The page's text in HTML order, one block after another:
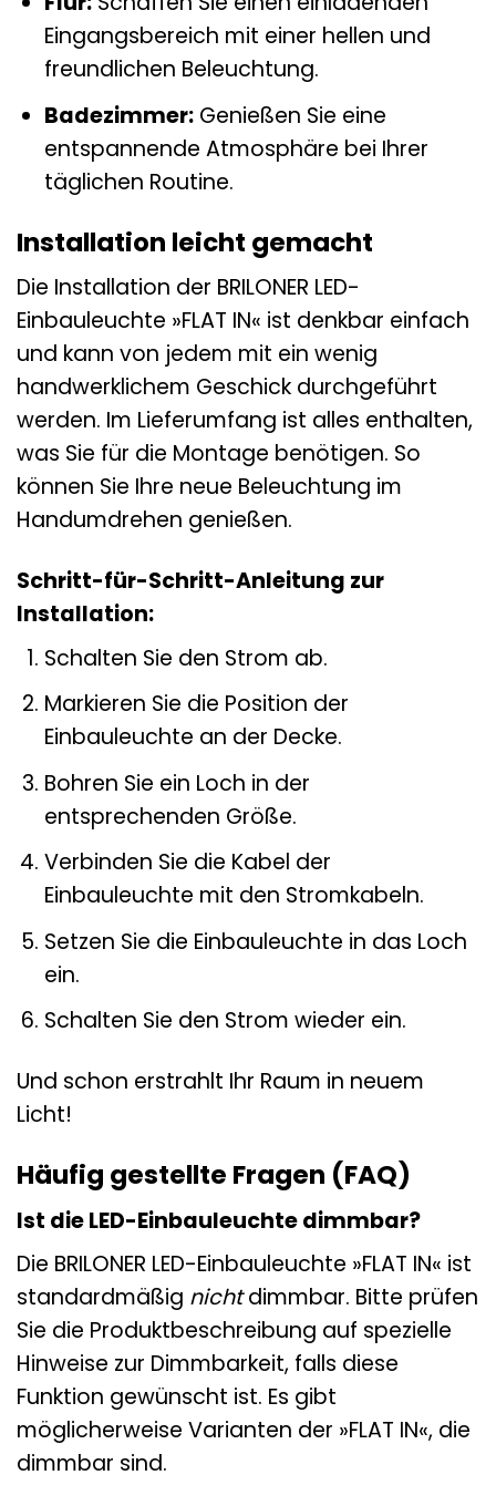
Eingangsbereich mit einer hellen und
freundlichen Beleuchtung.
Badezimmer:Genießen Sie eine
entspannende Atmosphäre bei Ihrer
täglichen Routine.
Installation leicht gemacht
Die Installation der BRILONER LED-
Einbauleuchte »FLAT IN« ist denkbar einfach
und kann von jedem mit ein wenig
handwerklichem Geschick durchgeführt
werden. Im Lieferumfang ist alles enthalten,
was Sie für die Montage benötigen. So
können Sie Ihre neue Beleuchtung im
Handumdrehen genießen.
Schritt-für-Schritt-Anleitung zur
Installation:
Schalten Sie den Strom ab.
Markieren Sie die Position der
Einbauleuchte an der Decke.
Bohren Sie ein Loch in der
entsprechenden Größe.
Verbinden Sie die Kabel der
Einbauleuchte mit den Stromkabeln.
Setzen Sie die Einbauleuchte in das Loch
ein.
Schalten Sie den Strom wieder ein.
Und schon erstrahlt Ihr Raum in neuem
Licht!
Häufig gestellte Fragen (FAQ)
Ist die LED-Einbauleuchte dimmbar?
Die BRILONER LED-Einbauleuchte »FLAT IN« ist
standardmäßig nichtdimmbar. Bitte prüfen
Sie die Produktbeschreibung auf spezielle
Hinweise zur Dimmbarkeit, falls diese
Funktion gewünscht ist. Es gibt
möglicherweise Varianten der »FLAT IN«, die
dimmbar sind.